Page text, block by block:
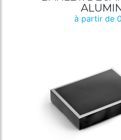
à partir de